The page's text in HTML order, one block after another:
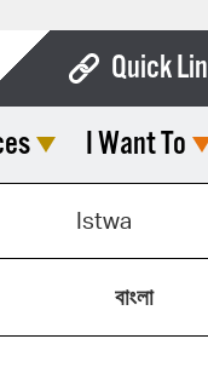
Quick
Boards &
Calendar
Contact
I Want To
Istwa
বাংলা